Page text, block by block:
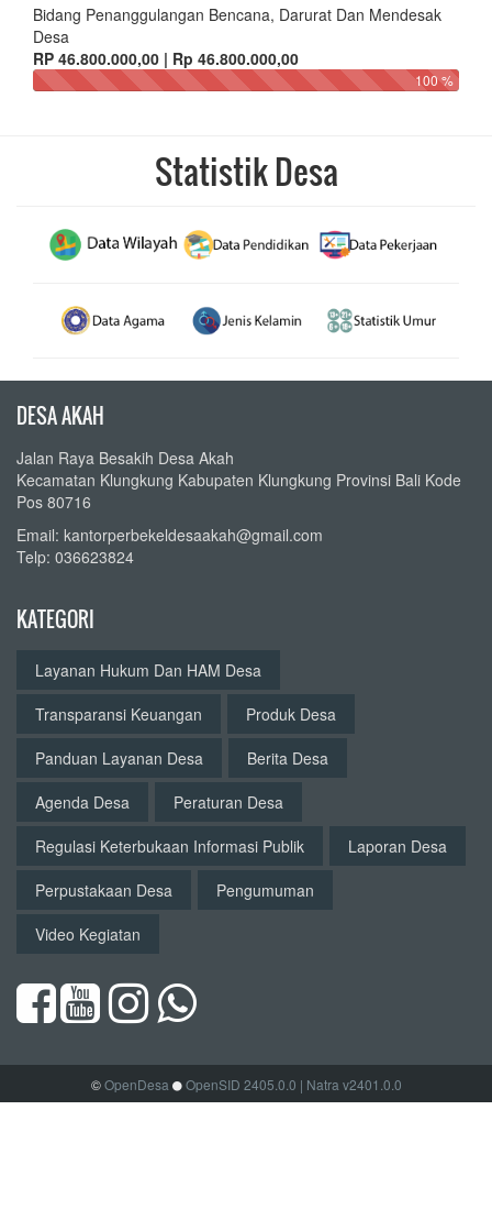
Bidang Penanggulangan Bencana, Darurat Dan Mendesak
Desa
RP 46.800.000,00 | Rp 46.800.000,00
100 %
Statistik Desa
DESA AKAH
Jalan Raya Besakih Desa Akah
Kecamatan Klungkung Kabupaten Klungkung Provinsi Bali Kode
Pos 80716
Email: kantorperbekeldesaakah@gmail.com
Telp: 036623824
KATEGORI
Layanan Hukum Dan HAM Desa
Transparansi Keuangan
Produk Desa
Panduan Layanan Desa
Berita Desa
Agenda Desa
Peraturan Desa
Regulasi Keterbukaan Informasi Publik
Laporan Desa
Perpustakaan Desa
Pengumuman
Video Kegiatan
©OpenDesa OpenSID 2405.0.0 | Natra v2401.0.0